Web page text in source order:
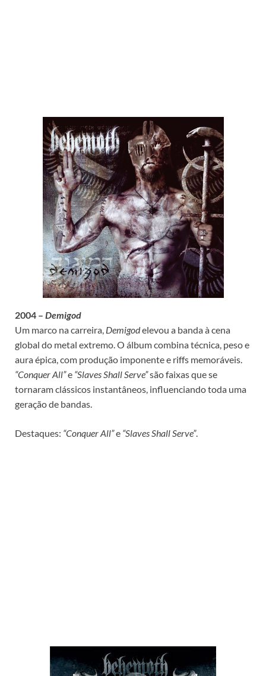
2004 – Demigod
Um marco na carreira, Demigodelevou a banda à cena
global do metal extremo. O álbum combina técnica, peso e
aura épica, com produção imponente e riffs memoráveis.
“Conquer All”e “Slaves Shall Serve”são faixas que se
tornaram clássicos instantâneos, influenciando toda uma
geração de bandas.
Destaques: “Conquer All”e “Slaves Shall Serve”.